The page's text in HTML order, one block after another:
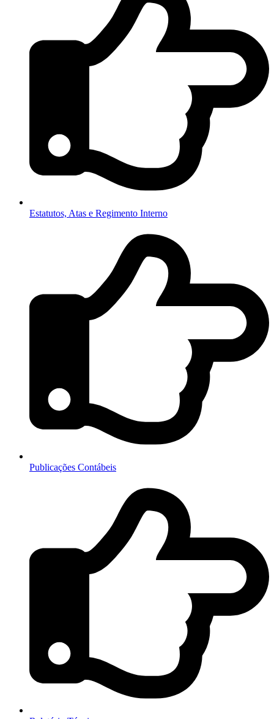
Estatutos, Atas e Regimento Interno
Publicações Contábeis